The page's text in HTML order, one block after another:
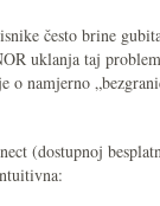
često brine
uklanja taj
o namjerno
(dostupnoj